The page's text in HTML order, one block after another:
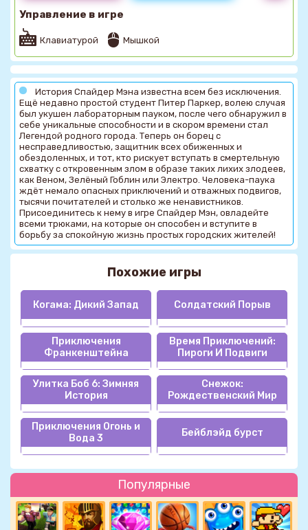
Популярные
Управление в игре
Клавиатурой Мышкой
История Спайдер Мэна известна всем без исключения.
Ещё недавно простой студент Питер Паркер, волею случая
был укушен лабораторным пауком, после чего обнаружил в
себе уникальные способности и в скором времени стал
Легендой родного города. Теперь он борец с
несправедливостью, защитник всех обиженных и
обездоленных, и тот, кто рискует вступать в смертельную
схватку с откровенным злом в образе таких лихих злодеев,
как Веном, Зелёный Гоблин или Электро. Человека-паука
ждёт немало опасных приключений и отважных подвигов,
тысячи почитателей и столько же ненавистников.
Присоединитесь к нему в игре Спайдер Мэн, овладейте
всеми трюками, на которые он способен и вступите в
борьбу за спокойную жизнь простых городских жителей!
Похожие игры
Когама: Дикий Запад Солдатский Порыв
Приключения
Франкенштейна
Время Приключений:
Пироги И Подвиги
Улитка Боб 6: Зимняя
История
Снежок:
Рождественский Мир
Приключения Огонь и
Вода 3
Бейблэйд бурст